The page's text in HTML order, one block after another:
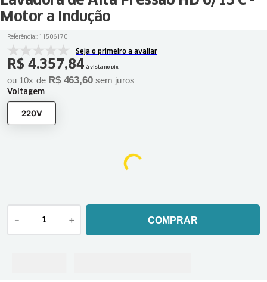
Motor a Indução
Referência:: 11506170
Seja o primeiro a avaliar
R$ 4.357,84 à vista no pix
ou 10x de R$ 463,60 sem juros
Voltagem
220V
＋
－ COMPRAR